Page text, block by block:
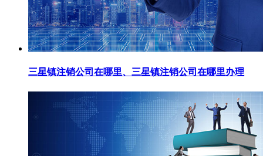
三星镇注销公司在哪里、三星镇注销公司在哪里办理